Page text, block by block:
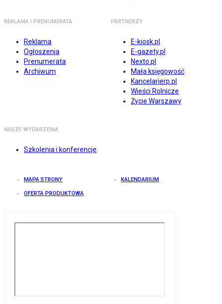
REKLAMA I PRENUMERATA
Reklama
Ogłoszenia
Prenumerata
Archiwum
PARTNERZY
E-kiosk.pl
E-gazety.pl
Nexto.pl
Mała księgowość
Kancelarierp.pl
Wieści Rolnicze
Życie Warszawy
NASZE WYDARZENIA
Szkolenia i konferencje
MAPA STRONY KALENDARIUM
OFERTA PRODUKTOWA